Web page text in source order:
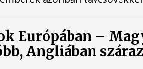
Európában –
Angliában